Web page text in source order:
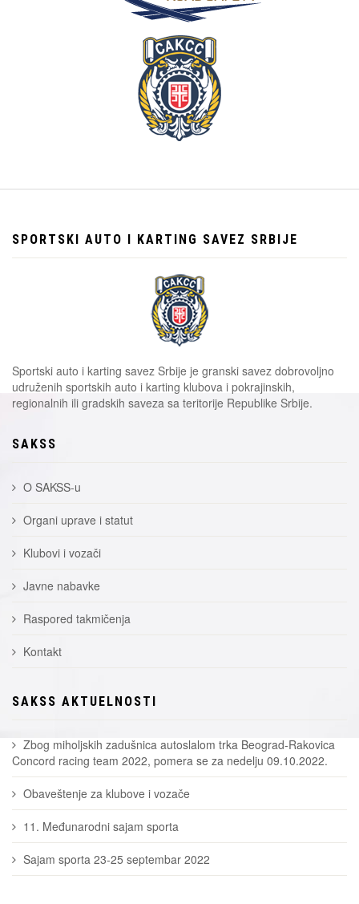
SPORTSKI AUTO I KARTING SAVEZ SRBIJE
Sportski auto i karting savez Srbije je granski savez dobrovoljno
udruženih sportskih auto i karting klubova i pokrajinskih,
regionalnih ili gradskih saveza sa teritorije Republike Srbije.
SAKSS
O SAKSS-u
Organi uprave i statut
Klubovi i vozači
Javne nabavke
Raspored takmičenja
Kontakt
SAKSS AKTUELNOSTI
Zbog miholjskih zadušnica autoslalom trka Beograd-Rakovica
Concord racing team 2022, pomera se za nedelju 09.10.2022.
Obaveštenje za klubove i vozače
11. Međunarodni sajam sporta
Sajam sporta 23-25 septembar 2022